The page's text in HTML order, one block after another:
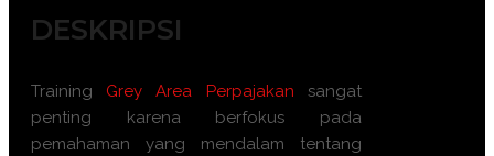
DESKRIPSI
Training Grey Area Perpajakan sangat
penting karena berfokus pada
pemahaman yang mendalam tentang